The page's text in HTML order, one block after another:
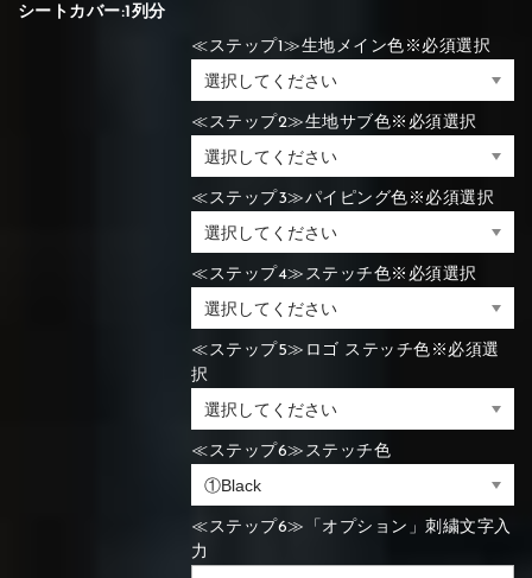
シートカバー:1列分
≪ステップ1≫生地メイン色※必須選択
≪ステップ2≫生地サブ色※必須選択
≪ステップ3≫パイピング色※必須選択
≪ステップ4≫ステッチ色※必須選択
≪ステップ5≫ロゴ ステッチ色※必須選
択
≪ステップ6≫ステッチ色
≪ステップ6≫「オプション」刺繍文字入
力